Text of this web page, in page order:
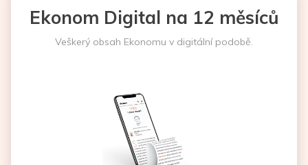
Ekonom Digital na 12 měsíců
Veškerý obsah Ekonomu v digitální podobě.